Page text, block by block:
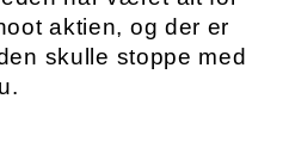
aktien, og der er
skulle stoppe med